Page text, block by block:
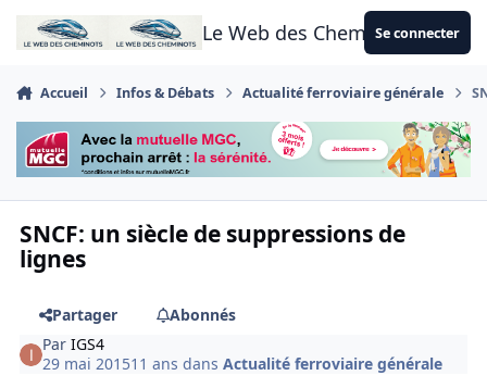
Aller au contenu
Le Web des CheminotsSe connecter
Accueil Infos & Débats Actualité ferroviaire générale
SNCF: un siècle de suppressions de
lignes
Partager
Abonnés
ParIGS4
29 mai 201511 ans dansActualité ferroviaire générale